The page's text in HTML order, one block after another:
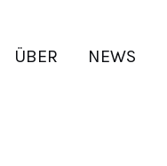
ÜBER NEWS